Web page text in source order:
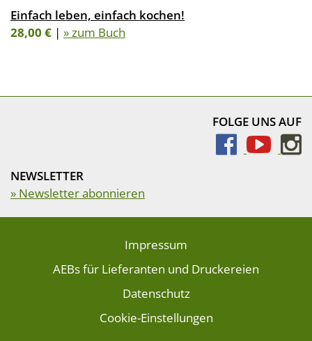
Einfach leben, einfach kochen!
28,00 € | » zum Buch
FOLGE UNS AUF
NEWSLETTER
» Newsletter abonnieren
Impressum
AEBs für Lieferanten und Druckereien
Datenschutz
Cookie-Einstellungen